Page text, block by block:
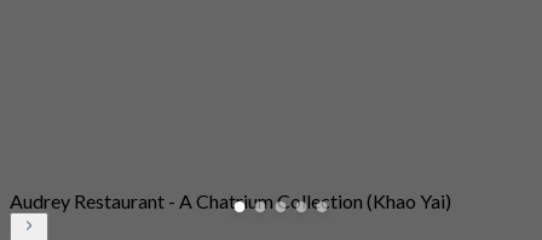
Audrey Restaurant - A Chatrium Collection (Khao Yai)